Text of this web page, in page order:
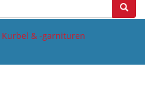
Kurbel & -garnituren